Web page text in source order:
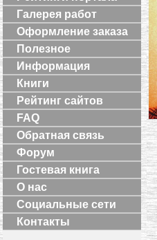
Галерея работ
Оформление заказа
Полезное
Информация
Книги
Рейтинг сайтов
FAQ
Обратная связь
Форум
Гостевая книга
О нас
Социальные сети
Контакты